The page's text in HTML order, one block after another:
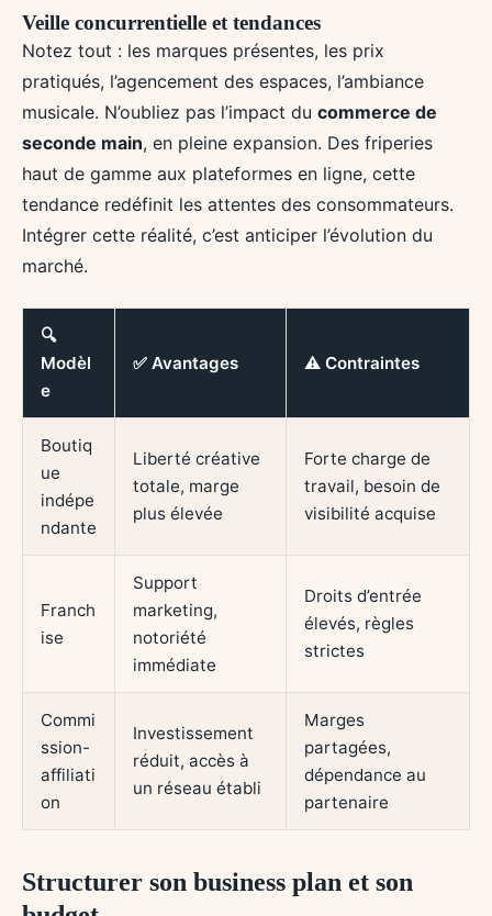
Veille concurrentielle et tendances
Notez tout : les marques présentes, les prix
pratiqués, l’agencement des espaces, l’ambiance
musicale. N’oubliez pas l’impact du commerce de
seconde main, en pleine expansion. Des friperies
haut de gamme aux plateformes en ligne, cette
tendance redéfinit les attentes des consommateurs.
Intégrer cette réalité, c’est anticiper l’évolution du
marché.
🔍
Modèl
e
✅ Avantages ⚠️ Contraintes
Boutiq
ue
indépe
ndante
Liberté créative
totale, marge
plus élevée
Forte charge de
travail, besoin de
visibilité acquise
Franch
ise
Support
marketing,
notoriété
immédiate
Droits d’entrée
élevés, règles
strictes
Commi
ssion-
affiliati
on
Investissement
réduit, accès à
un réseau établi
Marges
partagées,
dépendance au
partenaire
Structurer son business plan et son